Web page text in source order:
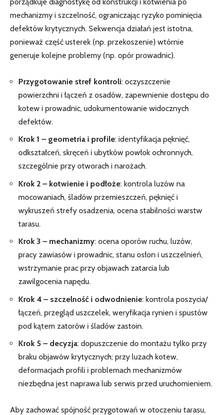
mechanizmy i szczelność, ograniczając ryzyko pominięcia
defektów krytycznych. Sekwencja działań jest istotna,
ponieważ część usterek (np. przekoszenie) wtórnie
generuje kolejne problemy (np. opór prowadnic).
Przygotowanie stref kontroli: oczyszczenie
powierzchni i łączeń z osadów, zapewnienie dostępu do
kotew i prowadnic, udokumentowanie widocznych
defektów.
Krok 1 – geometria i profile: identyfikacja pęknięć,
odkształceń, skręceń i ubytków powłok ochronnych,
szczególnie przy otworach i narożach.
Krok 2 – kotwienie i podłoże: kontrola luzów na
mocowaniach, śladów przemieszczeń, pęknięć i
wykruszeń strefy osadzenia, ocena stabilności warstw
tarasu.
Krok 3 – mechanizmy: ocena oporów ruchu, luzów,
pracy zawiasów i prowadnic, stanu osłon i uszczelnień,
wstrzymanie prac przy objawach zatarcia lub
zawilgocenia napędu.
Krok 4 – szczelność i odwodnienie: kontrola poszycia/
łączeń, przegląd uszczelek, weryfikacja rynien i spustów
pod kątem zatorów i śladów zastoin.
Krok 5 – decyzja: dopuszczenie do montażu tylko przy
braku objawów krytycznych; przy luzach kotew,
deformacjach profili i problemach mechanizmów
niezbędna jest naprawa lub serwis przed uruchomieniem.
Aby zachować spójność przygotowań w otoczeniu tarasu,